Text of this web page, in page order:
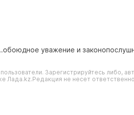
уважение и
Зарегистрируйтесь либо,
Лада.kz.Редакция не несет